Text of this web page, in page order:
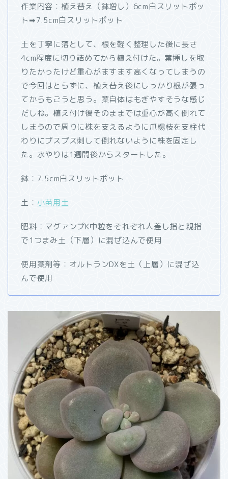
作業内容：植え替え（鉢増し）6cm白スリットポッ
ト➡7.5cm白スリットポット
土を丁寧に落として、根を軽く整理した後に長さ
4cm程度に切り詰めてから植え付けた。葉挿しを取
りたかったけど重心がますます高くなってしまうの
で今回はとらずに、植え替え後にしっかり根が張っ
てからもごうと思う。葉自体はもぎやすそうな感じ
だしね。植え付け後そのままでは重心が高く倒れて
しまうので周りに株を支えるように爪楊枝を支柱代
わりにプスプス刺して倒れないように株を固定し
た。水やりは1週間後からスタートした。
鉢：7.5cm白スリットポット
土： 小苗用土
肥料：マグァンプK中粒をそれぞれ人差し指と親指
で1つまみ土（下層）に混ぜ込んで使用
使用薬剤等：オルトランDXを土（上層）に混ぜ込
んで使用